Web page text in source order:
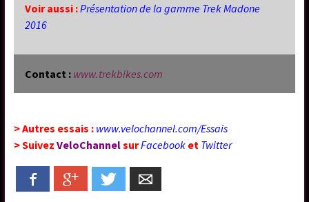
Voir aussi :Présentation de la gamme Trek Madone
2016
Contact : www.trekbikes.com
> Autres essais : www.velochannel.com/Essais
> Suivez VeloChannelsurFacebook et Twitter
Facebook Google+ Twitter